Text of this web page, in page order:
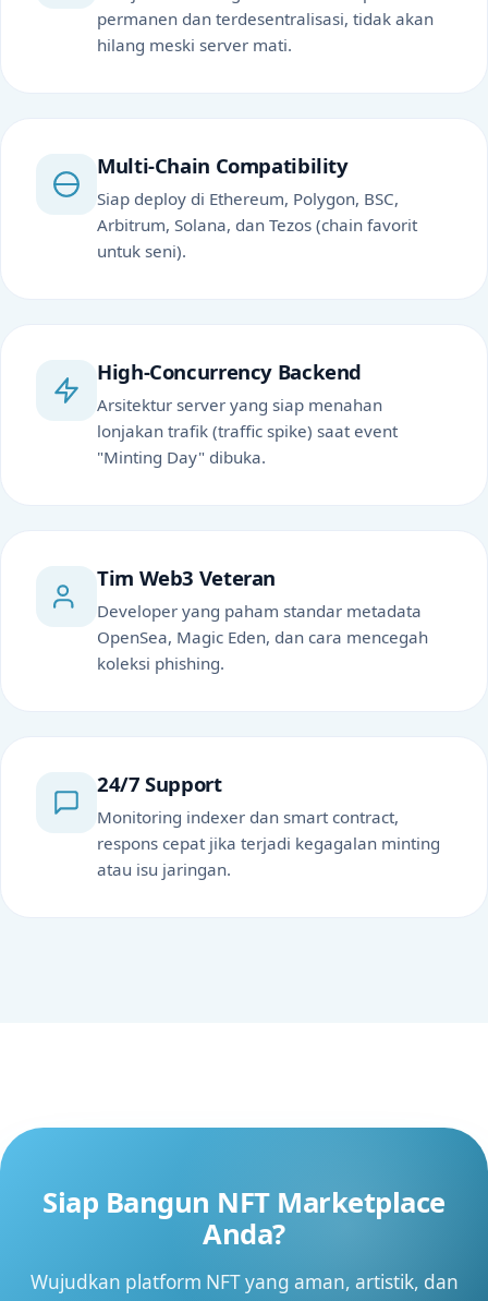
permanen dan terdesentralisasi, tidak akan
hilang meski server mati.
Multi-Chain Compatibility
Siap deploy di Ethereum, Polygon, BSC,
Arbitrum, Solana, dan Tezos (chain favorit
untuk seni).
High-Concurrency Backend
Arsitektur server yang siap menahan
lonjakan trafik (traffic spike) saat event
"Minting Day" dibuka.
Tim Web3 Veteran
Developer yang paham standar metadata
OpenSea, Magic Eden, dan cara mencegah
koleksi phishing.
24/7 Support
Monitoring indexer dan smart contract,
respons cepat jika terjadi kegagalan minting
atau isu jaringan.
Siap Bangun NFT Marketplace
Anda?
Wujudkan platform NFT yang aman, artistik, dan